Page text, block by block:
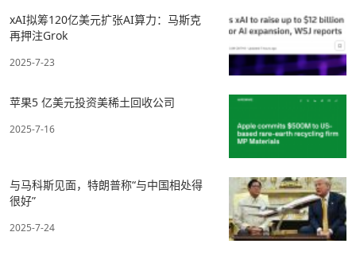
xAI拟筹120亿美元扩张AI算力：马斯克
再押注Grok
2025-7-23
苹果5 亿美元投资美稀土回收公司
2025-7-16
与马科斯见面，特朗普称“与中国相处得
很好”
2025-7-24